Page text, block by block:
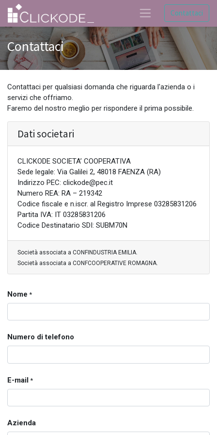
Contattaci
Contattaci
Contattaci per qualsiasi domanda che riguarda l'azienda o i
servizi che offriamo.
Faremo del nostro meglio per rispondere il prima possibile.
Dati societari
CLICKODE SOCIETA’ COOPERATIVA
Sede legale: Via Galilei 2, 48018 FAENZA (RA)
Indirizzo PEC: clickode@pec.it
Numero REA: RA – 219342
Codice fiscale e n.iscr. al Registro Imprese 03285831206
Partita IVA: IT 03285831206
Codice Destinatario SDI: SUBM70N
Società associata a CONFINDUSTRIA EMILIA.
Società associata a CONFCOOPERATIVE ROMAGNA.
Nome *
Numero di telefono
E-mail *
Azienda